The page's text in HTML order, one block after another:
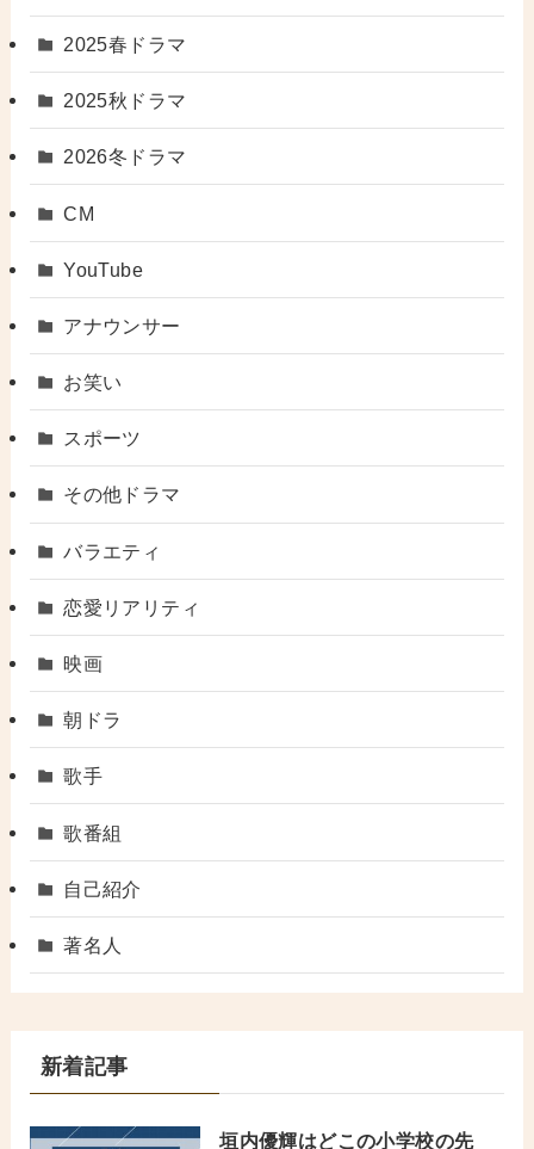
2025春ドラマ
2025秋ドラマ
2026冬ドラマ
CM
YouTube
アナウンサー
お笑い
スポーツ
その他ドラマ
バラエティ
恋愛リアリティ
映画
朝ドラ
歌手
歌番組
自己紹介
著名人
新着記事
垣内優輝はどこの小学校の先